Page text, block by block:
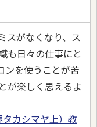
スがなくなり、ス
も日々の仕事にと
ンを使うことが苦
が楽しく思えるよ
カシマヤ上）教